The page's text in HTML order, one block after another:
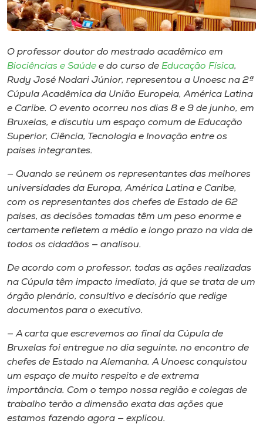
Museu
Unoesc
Store
Selecione
o idioma
O professor doutor do mestrado acadêmico em
Biociências e Saúde e do curso de Educação Física,
Rudy José Nodari Júnior, representou a Unoesc na 2ª
Cúpula Acadêmica da União Europeia, América Latina
e Caribe. O evento ocorreu nos dias 8 e 9 de junho, em
Bruxelas, e discutiu um espaço comum de Educação
Superior, Ciência, Tecnologia e Inovação entre os
países integrantes.
— Quando se reúnem os representantes das melhores
universidades da Europa, América Latina e Caribe,
com os representantes dos chefes de Estado de 62
países, as decisões tomadas têm um peso enorme e
certamente refletem a médio e longo prazo na vida de
todos os cidadãos — analisou.
De acordo com o professor, todas as ações realizadas
na Cúpula têm impacto imediato, já que se trata de um
órgão plenário, consultivo e decisório que redige
documentos para o executivo.
— A carta que escrevemos ao final da Cúpula de
Bruxelas foi entregue no dia seguinte, no encontro de
chefes de Estado na Alemanha. A Unoesc conquistou
um espaço de muito respeito e de extrema
importância. Com o tempo nossa região e colegas de
trabalho terão a dimensão exata das ações que
estamos fazendo agora — explicou.